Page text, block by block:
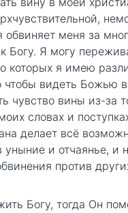
обвиняет меня за
Богу. Я могу
которых я имею
чтобы видеть Божью
чувство вины из-за
словах и
делает всё
и отчаянье, и
против
Богу, тогда Он